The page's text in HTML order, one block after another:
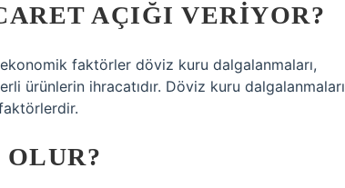
AÇIĞI VERIYOR?
ekonomik faktörler döviz kuru dalgalanmaları,
ürünlerin ihracatıdır. Döviz kuru dalgalanmaları